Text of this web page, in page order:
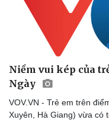
Niềm vui kép của
Ngày
VOV.VN - Trẻ em trên
Xuyên, Hà Giang) vừa có